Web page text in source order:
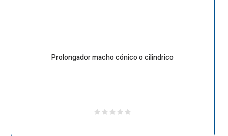
Prolongador macho cónico o cilindrico